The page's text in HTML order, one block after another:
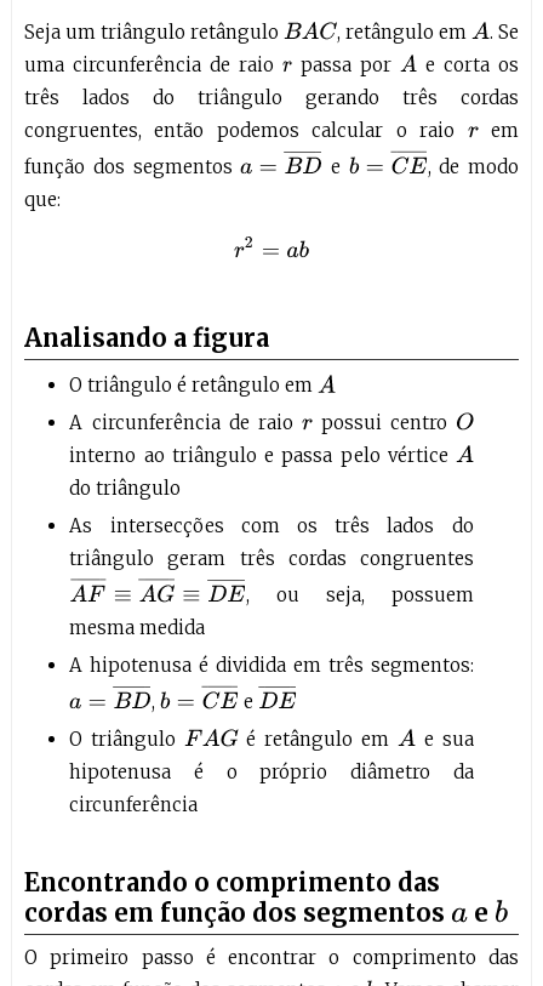
Seja um triângulo retânguloBAC , retângulo emA. Se
uma circunferência de raio r passa por A e corta os
três lados do triângulo gerando três cordas
congruentes, então podemos calcular o raio rem
função dos segmentosa=BD¯ e b=C E¯
, de modo
que:
r =a b
Analisando a figura
O triângulo é retângulo em A
A circunferência de raio rpossui centro O
interno ao triângulo e passa pelo vérticeA
do triângulo
As intersecções com os três lados do
triângulo geram três cordas congruentes
AF¯≡ AG¯≡DE¯
, ou seja, possuem
mesma medida
A hipotenusa é dividida em três segmentos:
a=BD¯ ,b E¯ e DE¯
O triângulo FAG é retângulo em A e sua
hipotenusa é o próprio diâmetro da
circunferência
Encontrando o comprimento das
cordas em função dos segmentos ae b
O primeiro passo é encontrar o comprimento das